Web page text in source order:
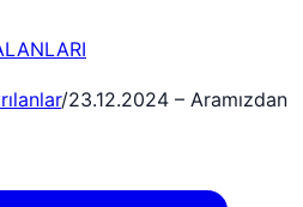
/23.12.2024 – Aramızdan